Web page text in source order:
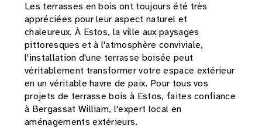
Les terrasses en bois ont toujours été très
appréciées pour leur aspect naturel et
chaleureux. À Estos, la ville aux paysages
pittoresques et à l'atmosphère conviviale,
l'installation d'une terrasse boisée peut
véritablement transformer votre espace extérieur
en un véritable havre de paix. Pour tous vos
projets de terrasse bois à Estos, faites confiance
à Bergassat William, l'expert local en
aménagements extérieurs.